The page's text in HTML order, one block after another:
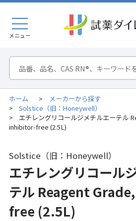
メニュー
ホーム > メーカーから探す
> Solstice（旧：Honeywell）
>
エチレングリコールジメチルエーテル
inhibitor-free (2.5L)
Solstice（旧：Honeywell）
エチレングリコール
テル Reagent
free (2.5L)